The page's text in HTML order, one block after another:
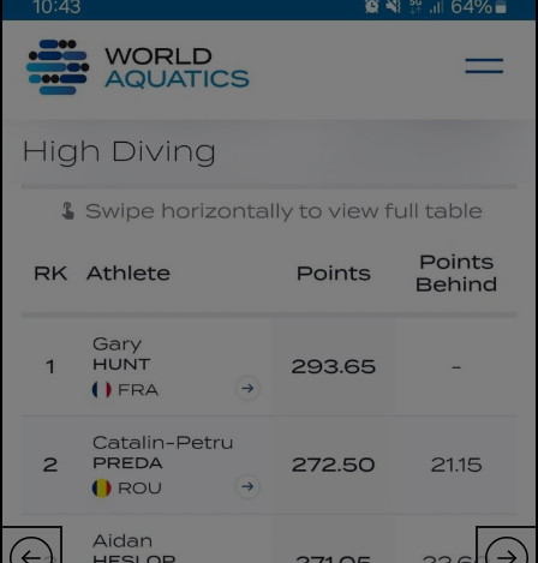
JO 2024
JO 2026
Creează cont